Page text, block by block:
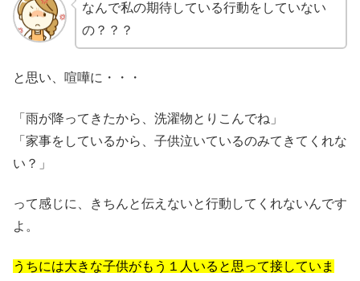
なんで私の期待している行動をしていない
の？？？
と思い、喧嘩に・・・
「雨が降ってきたから、洗濯物とりこんでね」
「家事をしているから、子供泣いているのみてきてくれな
い？」
って感じに、きちんと伝えないと行動してくれないんです
よ。
うちには大きな子供がもう１人いると思って接していま